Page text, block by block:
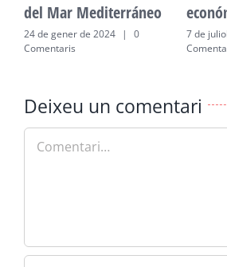
del Mar Mediterráneo
24 de gener de 2024 |
0
Comentaris
7 de
Deixeu un comentari